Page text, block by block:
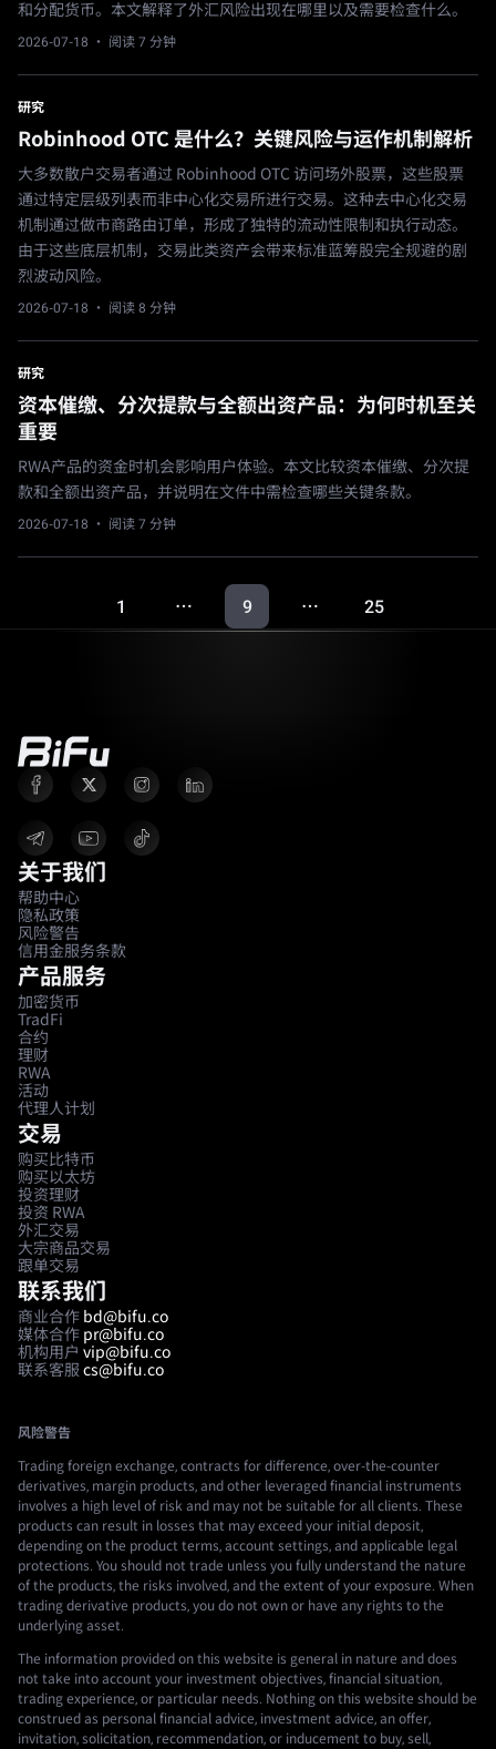
和分配货币。本文解释了外汇风险出现在哪里以及需要检查什么。
2026-07-18 · 阅读 7 分钟
研究
Robinhood OTC 是什么？关键风险与运作机制解析
大多数散户交易者通过 Robinhood OTC 访问场外股票，这些股票
通过特定层级列表而非中心化交易所进行交易。这种去中心化交易
机制通过做市商路由订单，形成了独特的流动性限制和执行动态。
由于这些底层机制，交易此类资产会带来标准蓝筹股完全规避的剧
烈波动风险。
2026-07-18 · 阅读 8 分钟
研究
资本催缴、分次提款与全额出资产品：为何时机至关
重要
RWA产品的资金时机会影响用户体验。本文比较资本催缴、分次提
款和全额出资产品，并说明在文件中需检查哪些关键条款。
2026-07-18 · 阅读 7 分钟
1 … 9 … 25
关于我们
帮助中心
隐私政策
风险警告
信用金服务条款
产品服务
加密货币
TradFi
合约
理财
RWA
活动
代理人计划
交易
购买比特币
购买以太坊
投资理财
投资 RWA
外汇交易
大宗商品交易
跟单交易
联系我们
商业合作 bd@bifu.co
媒体合作 pr@bifu.co
机构用户 vip@bifu.co
联系客服 cs@bifu.co
风险警告
Trading foreign exchange, contracts for difference, over-the-counter
derivatives, margin products, and other leveraged financial instruments
involves a high level of risk and may not be suitable for all clients. These
products can result in losses that may exceed your initial deposit,
depending on the product terms, account settings, and applicable legal
protections. You should not trade unless you fully understand the nature
of the products, the risks involved, and the extent of your exposure. When
trading derivative products, you do not own or have any rights to the
underlying asset.
The information provided on this website is general in nature and does
not take into account your investment objectives, financial situation,
trading experience, or particular needs. Nothing on this website should be
construed as personal financial advice, investment advice, an offer,
invitation, solicitation, recommendation, or inducement to buy, sell,